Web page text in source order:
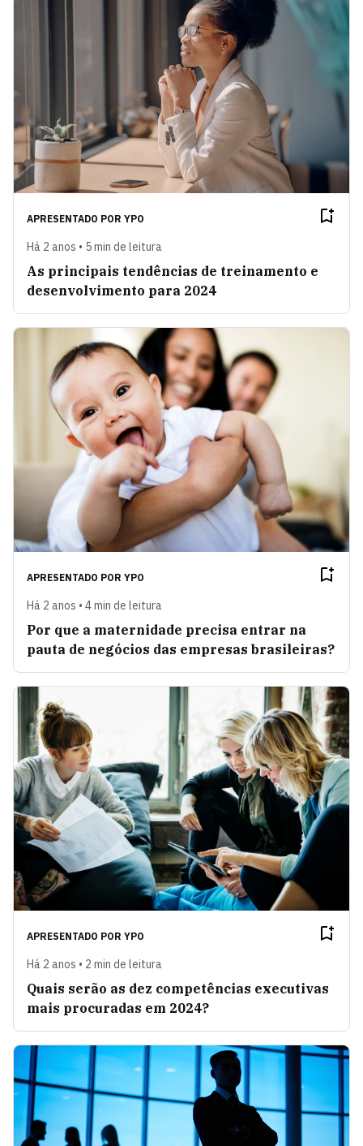
APRESENTADO POR YPO
Há 2 anos • 5 min de leitura
As principais tendências de treinamento e
desenvolvimento para 2024
APRESENTADO POR YPO
Há 2 anos • 4 min de leitura
Por que a maternidade precisa entrar na
pauta de negócios das empresas brasileiras?
APRESENTADO POR YPO
Há 2 anos • 2 min de leitura
Quais serão as dez competências executivas
mais procuradas em 2024?